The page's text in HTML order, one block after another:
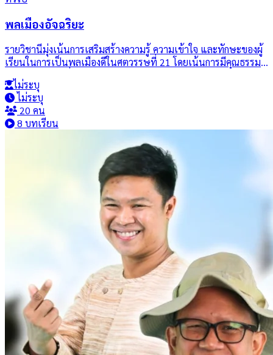
พลเมืองอัจฉริยะ
รายวิชานี้มุ่งเน้นการเสริมสร้างความรู้ ความเข้าใจ และทักษะของผู้
เรียนในการเป็นพลเมืองดีในศตวรรษที่ 21 โดยเน้นการมีคุณธรรม
อาสาเพื่อสังคม ผู้เรียนจะได้ศึกษาเกี่ยวกับบทบาทและหน้าที่ของ
พลเมืองต่อสังคม การมีส่วนร่วมในระบอบประชาธิปไตย ระบบการ
เลือกตั้ง การบริหารราชการแผ่นดิน รวมถึงบทบาทของสถาบัน
ทางการเมืองในการพัฒนาประเทศ นอกจากนี้ยังบูรณาการศาสตร์
พระราชาในการพัฒนาที่ยั่งยืน การใช้ทรัพยากรอย่างสมดุลเพื่อ
สร้างมูลค่าเพิ่ม ตลอดจนการเรียนรู้เครื่องมือทางวิศวกรสังคม การ
ออกแบบนวัตกรรม การทำงานเป็นทีม และการพัฒนาภาวะผู้นำบน
ฐานการพัฒนาเชิงพื้นที่แบบสหวิทยาการ
ไม่ระบุ
ไม่ระบุ
20 คน
8 บทเรียน